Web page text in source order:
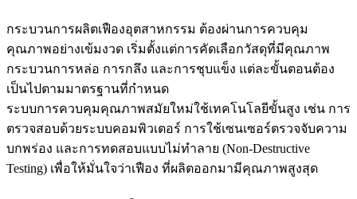
กระบวนการผลิตเฟืองอุตสาหกรรม ต้องผ่านการควบคุม
คุณภาพอย่างเข้มงวด เริ่มตั้งแต่การคัดเลือกวัสดุที่มีคุณภาพ
กระบวนการหล่อ การกลึง และการชุบแข็ง แต่ละขั้นตอนต้อง
เป็นไปตามมาตรฐานที่กำหนด
ระบบการควบคุมคุณภาพสมัยใหม่ใช้เทคโนโลยีขั้นสูง เช่น การ
ตรวจสอบด้วยระบบคอมพิวเตอร์ การใช้เซนเซอร์ตรวจจับความ
บกพร่อง และการทดสอบแบบไม่ทำลาย (Non-Destructive
Testing) เพื่อให้มั่นใจว่าเฟือง ที่ผลิตออกมามีคุณภาพสูงสุด